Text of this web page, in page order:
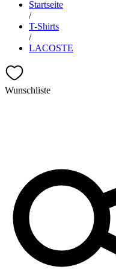
Startseite
/
T-Shirts
/
LACOSTE
Wunschliste